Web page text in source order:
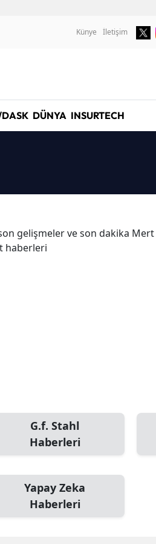
Künye İletişim
DÜNYA INSURTECH
gelişmeler ve son dakika
haberleri
G.f. Stahl
Haberleri
Yapay Zeka
Haberleri